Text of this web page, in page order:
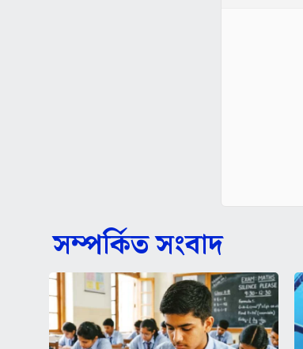
সম্পর্কিত সংবাদ